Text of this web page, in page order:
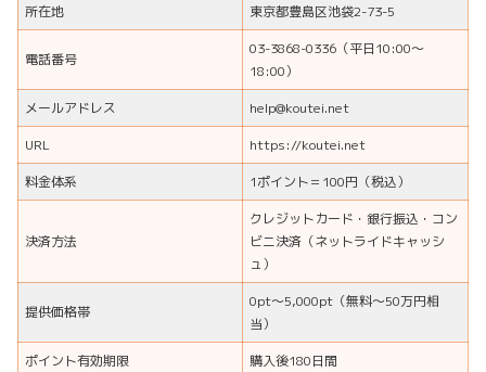
所在地
東京都豊島区池袋2-73-5
電話番号
03-3868-0336（平日10:00〜
18:00）
メールアドレス
help@koutei.net
URL
https://koutei.net
料金体系
1ポイント＝100円（税込）
決済方法
クレジットカード・銀行振込・コン
ビニ決済（ネットライドキャッシ
ュ）
提供価格帯
0pt～5,000pt（無料〜50万円相
当）
ポイント有効期限
購入後180日間